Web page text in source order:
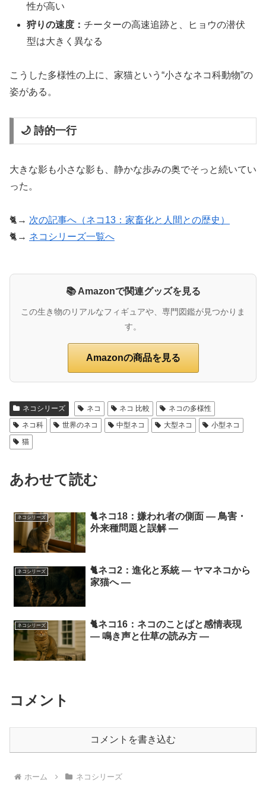
性が高い
狩りの速度：チーターの高速追跡と、ヒョウの潜伏
型は大きく異なる
こうした多様性の上に、家猫という“小さなネコ科動物”の
姿がある。
🌙 詩的一行
大きな影も小さな影も、静かな歩みの奥でそっと続いてい
った。
🐈→ 次の記事へ（ネコ13：家畜化と人間との歴史）
🐈→ ネコシリーズ一覧へ
📚 Amazonで関連グッズを見る
この生き物のリアルなフィギュアや、専門図鑑が見つかりま
す。
Amazonの商品を見る
ネコシリーズ ネコ ネコ 比較
ネコの多様性
ネコ科
世界のネコ 中型ネコ 大型ネコ
小型ネコ
猫
あわせて読む
ネコシリーズ
🐈ネコ18：嫌われ者の側面 ― 鳥害・
外来種問題と誤解 ―
ネコシリーズ
🐈ネコ2：進化と系統 ― ヤマネコから
家猫へ ―
ネコシリーズ
🐈ネコ16：ネコのことばと感情表現
― 鳴き声と仕草の読み方 ―
コメント
コメントを書き込む
ホーム ネコシリーズ